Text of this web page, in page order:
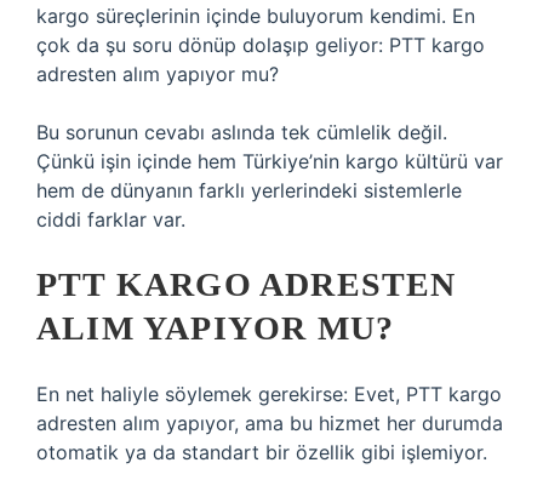
kargo süreçlerinin içinde buluyorum kendimi. En
çok da şu soru dönüp dolaşıp geliyor: PTT kargo
adresten alım yapıyor mu?
Bu sorunun cevabı aslında tek cümlelik değil.
Çünkü işin içinde hem Türkiye’nin kargo kültürü var
hem de dünyanın farklı yerlerindeki sistemlerle
ciddi farklar var.
PTT KARGO ADRESTEN
ALIM YAPIYOR MU?
En net haliyle söylemek gerekirse: Evet, PTT kargo
adresten alım yapıyor, ama bu hizmet her durumda
otomatik ya da standart bir özellik gibi işlemiyor.